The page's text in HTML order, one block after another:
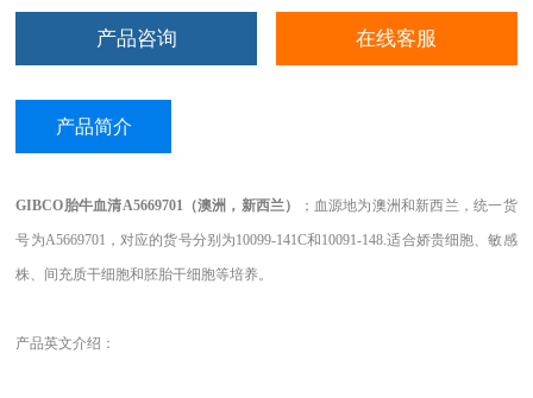
产品咨询 在线客服
产品简介
GIBCO胎牛血清A5669701（澳洲，新西兰） ；血源地为澳洲和新西兰，统一货
号为A5669701，对应的货号分别为10099-141C和10091-148.适合娇贵细胞、敏感
株、间充质干细胞和胚胎干细胞等培养。
产品英文介绍：